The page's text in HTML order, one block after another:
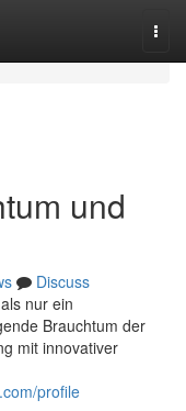
und
Discuss
nur ein
Brauchtum der
mit innovativer
profile